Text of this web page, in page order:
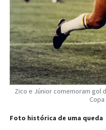
Zico e Júnior comemoram gol
Copa
Foto histórica de uma queda